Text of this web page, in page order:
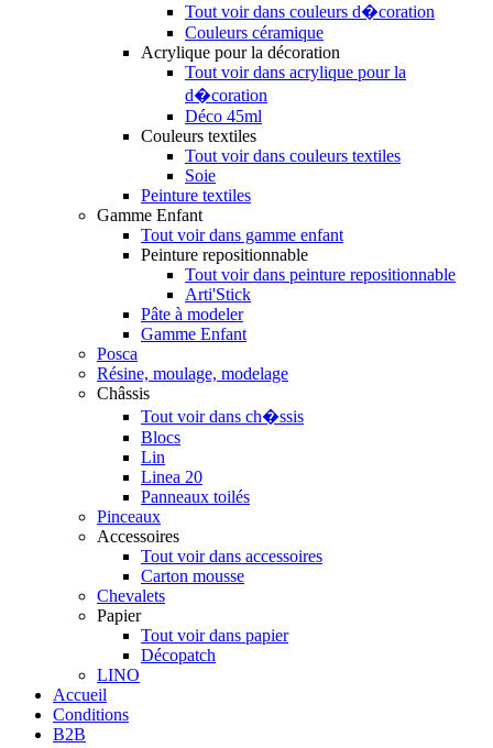
Tout voir dans couleurs d�coration
Couleurs céramique
Acrylique pour la décoration
Tout voir dans acrylique pour la
d�coration
Déco 45ml
Couleurs textiles
Tout voir dans couleurs textiles
Soie
Peinture textiles
Gamme Enfant
Tout voir dans gamme enfant
Peinture repositionnable
Tout voir dans peinture repositionnable
Arti'Stick
Pâte à modeler
Gamme Enfant
Posca
Résine, moulage, modelage
Châssis
Tout voir dans ch�ssis
Blocs
Lin
Linea 20
Panneaux toilés
Pinceaux
Accessoires
Tout voir dans accessoires
Carton mousse
Chevalets
Papier
Tout voir dans papier
Décopatch
LINO
Accueil
Conditions
B2B